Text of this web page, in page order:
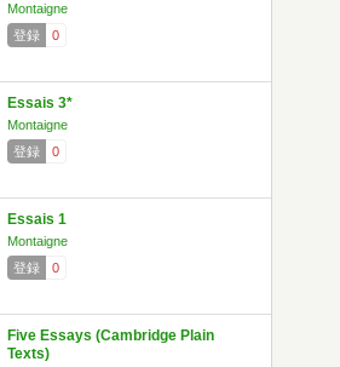
Montaigne
登録
0
Essais 3*
Montaigne
登録
0
Essais 1
Montaigne
登録
0
Five Essays (Cambridge Plain
Texts)